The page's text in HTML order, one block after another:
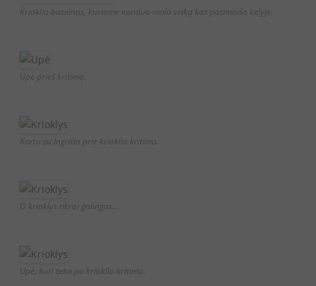
Krioklio baseinas, kuriame vanduo mala viską kas pasimaišo kelyje.
Upė prieš kritimą.
Kartu su Ingrida prie krioklio kritimo.
O krioklys tikrai galingas…
Upė, kuri teka po krioklio kritimo.